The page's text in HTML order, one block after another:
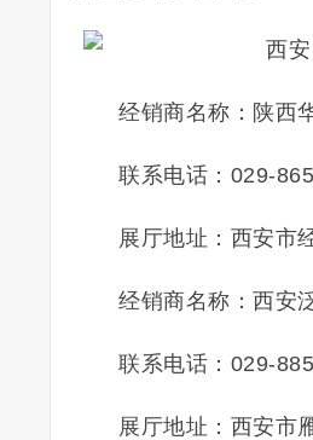
经销商名称：陕西
联系电话：029-
展厅地址：西安市
经销商名称：西安
联系电话：029-
展厅地址：西安市